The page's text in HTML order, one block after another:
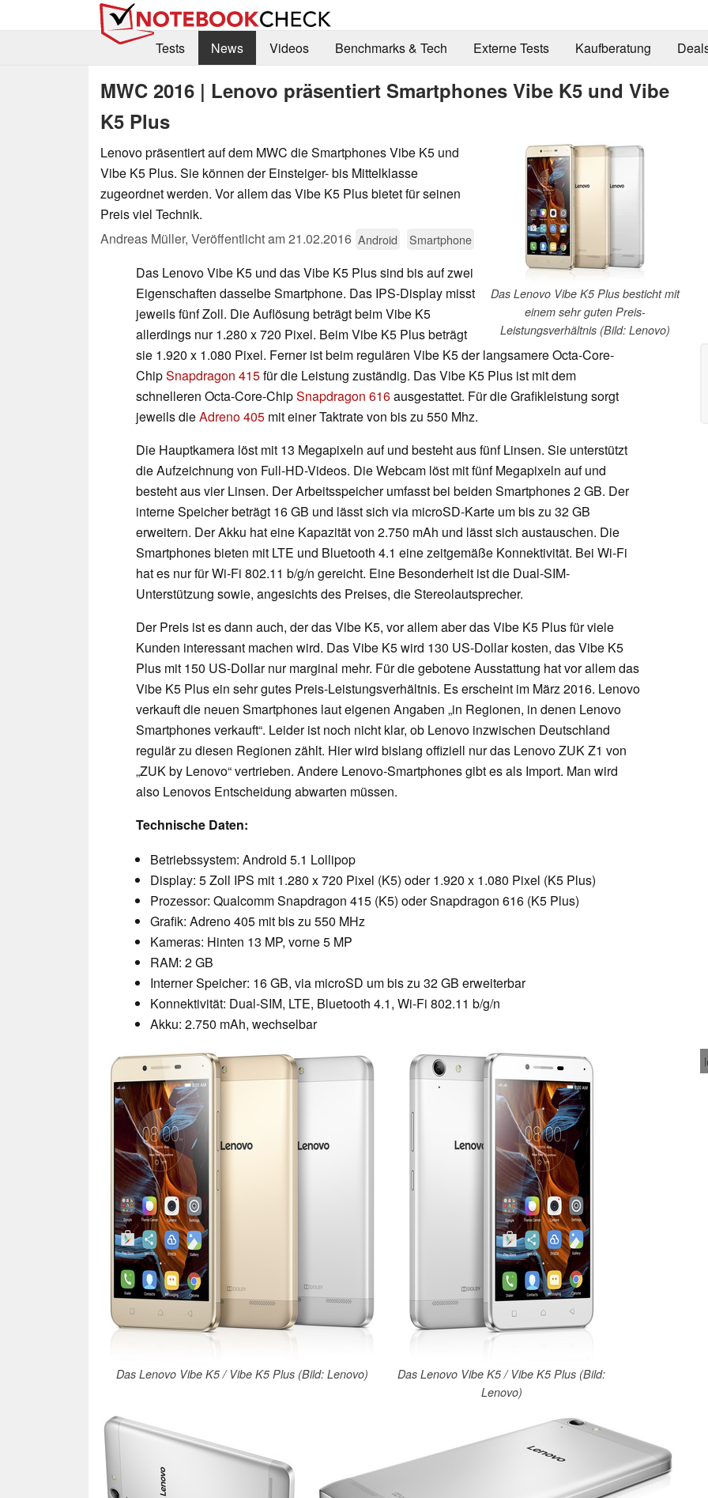
Tests
News Videos Benchmarks & Tech Externe Tests Kaufberatung
MWC 2016 | Lenovo präsentiert Smartphones Vibe K5 und Vibe
K5 Plus
Das Lenovo Vibe K5 Plus besticht mit
einem sehr guten Preis-
Leistungsverhältnis (Bild: Lenovo)
Lenovo präsentiert auf dem MWC die Smartphones Vibe K5 und
Vibe K5 Plus. Sie können der Einsteiger- bis Mittelklasse
zugeordnet werden. Vor allem das Vibe K5 Plus bietet für seinen
Preis viel Technik.
Andreas Müller, Veröffentlicht am21.02.2016 Android Smartphone
Das Lenovo Vibe K5 und das Vibe K5 Plus sind bis auf zwei
Eigenschaften dasselbe Smartphone. Das IPS-Display misst
jeweils fünf Zoll. Die Auflösung beträgt beim Vibe K5
allerdings nur 1.280 x 720 Pixel. Beim Vibe K5 Plus beträgt
sie 1.920 x 1.080 Pixel. Ferner ist beim regulären Vibe K5 der langsamere Octa-Core-
ChipSnapdragon 415für die Leistung zuständig. Das Vibe K5 Plus ist mit dem
schnelleren Octa-Core-ChipSnapdragon 616ausgestattet. Für die Grafikleistung sorgt
jeweils dieAdreno 405 mit einer Taktrate von bis zu 550 Mhz.
Die Hauptkamera löst mit 13 Megapixeln auf und besteht aus fünf Linsen. Sie unterstützt
die Aufzeichnung von Full-HD-Videos. Die Webcam löst mit fünf Megapixeln auf und
besteht aus vier Linsen. Der Arbeitsspeicher umfasst bei beiden Smartphones 2 GB. Der
interne Speicher beträgt 16 GB und lässt sich via microSD-Karte um bis zu 32 GB
erweitern. Der Akku hat eine Kapazität von 2.750 mAh und lässt sich austauschen. Die
Smartphones bieten mit LTE und Bluetooth 4.1 eine zeitgemäße Konnektivität. Bei Wi-Fi
hat es nur für Wi-Fi 802.11 b/g/n gereicht. Eine Besonderheit ist die Dual-SIM-
Unterstützung sowie, angesichts des Preises, die Stereolautsprecher.
Der Preis ist es dann auch, der das Vibe K5, vor allem aber das Vibe K5 Plus für viele
Kunden interessant machen wird. Das Vibe K5 wird 130 US-Dollar kosten, das Vibe K5
Plus mit 150 US-Dollar nur marginal mehr. Für die gebotene Ausstattung hat vor allem das
Vibe K5 Plus ein sehr gutes Preis-Leistungsverhältnis. Es erscheint im März 2016. Lenovo
verkauft die neuen Smartphones laut eigenen Angaben „in Regionen, in denen Lenovo
Smartphones verkauft“. Leider ist noch nicht klar, ob Lenovo inzwischen Deutschland
regulär zu diesen Regionen zählt. Hier wird bislang offiziell nur das Lenovo ZUK Z1 von
„ZUK by Lenovo“ vertrieben. Andere Lenovo-Smartphones gibt es als Import. Man wird
also Lenovos Entscheidung abwarten müssen.
Technische Daten:
Betriebssystem: Android 5.1 Lollipop
Display: 5 Zoll IPS mit 1.280 x 720 Pixel (K5) oder 1.920 x 1.080 Pixel (K5 Plus)
Prozessor: Qualcomm Snapdragon 415 (K5) oder Snapdragon 616 (K5 Plus)
Grafik: Adreno 405 mit bis zu 550 MHz
Kameras: Hinten 13 MP, vorne 5 MP
RAM: 2 GB
Interner Speicher: 16 GB, via microSD um bis zu 32 GB erweiterbar
Konnektivität: Dual-SIM, LTE, Bluetooth 4.1, Wi-Fi 802.11 b/g/n
Akku: 2.750 mAh, wechselbar
Das Lenovo Vibe K5 / Vibe K5 Plus (Bild: Lenovo)
Das Lenovo Vibe K5 / Vibe K5 Plus (Bild:
Lenovo)